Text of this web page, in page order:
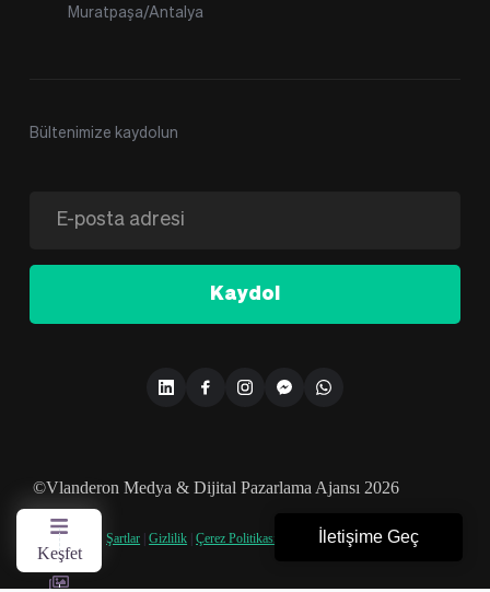
Muratpaşa/Antalya
Bültenimize kaydolun
Kaydol
©Vlanderon Medya & Dijital Pazarlama Ajansı 2026
Şartlar |Gizlilik |Çerez Politikası
Keşfet
İletişime Geç